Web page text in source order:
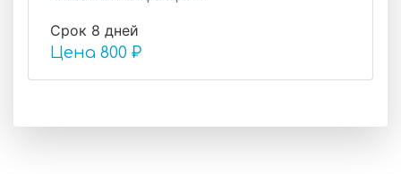
Срок 8 дней
Цена 800 ₽